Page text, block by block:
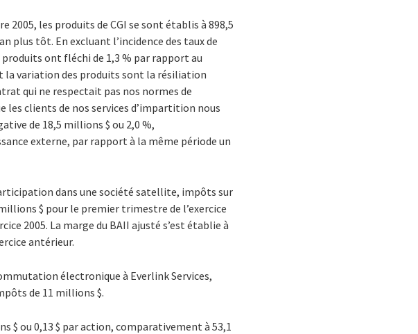
2005, les produits de CGI se sont établis à 898,5
plus tôt. En excluant l’incidence des taux de
ont fléchi de 1,3 % par rapport au
la variation des produits sont la résiliation
qui ne respectait pas nos normes de
clients de nos services d’impartition nous
de 18,5 millions $ ou 2,0 %,
externe, par rapport à la même période un
dans une société satellite, impôts sur
$ pour le premier trimestre de l’exercice
2005. La marge du BAII ajusté s’est établie à
antérieur.
électronique à Everlink Services,
de 11 millions $.
$ ou 0,13 $ par action, comparativement à 53,1